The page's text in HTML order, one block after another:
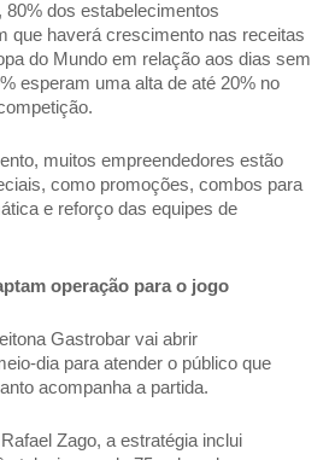
80% dos estabelecimentos
que haverá crescimento nas receitas
do Mundo em relação aos dias sem
esperam uma alta de até 20% no
muitos empreendedores estão
como promoções, combos para
e reforço das equipes de
operação para o jogo
Gastrobar vai abrir
dia para atender o público que
acompanha a partida.
Zago, a estratégia inclui